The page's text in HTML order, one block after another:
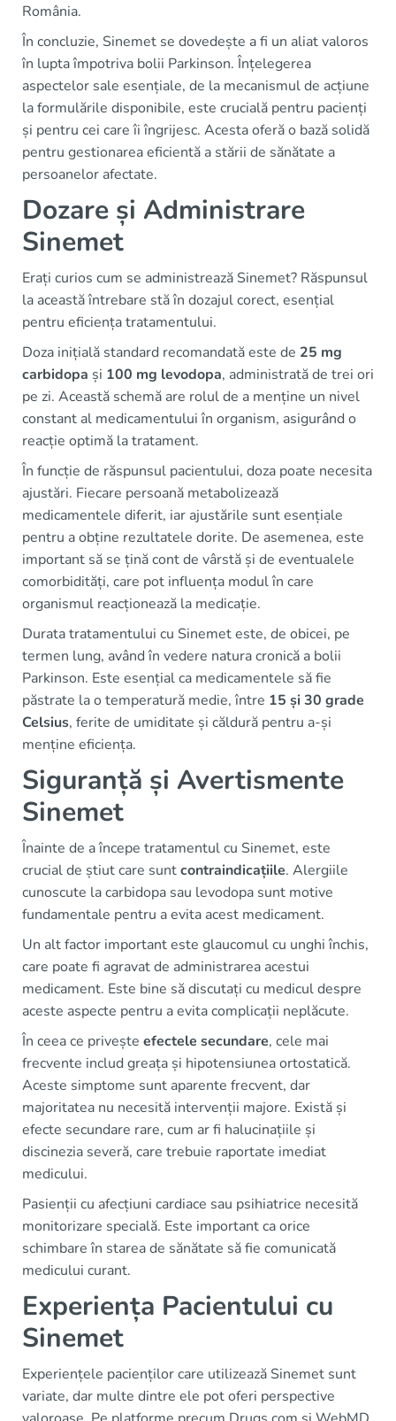
România.
În concluzie, Sinemet se dovedește a fi un aliat valoros
în lupta împotriva bolii Parkinson. Înțelegerea
aspectelor sale esențiale, de la mecanismul de acțiune
la formulările disponibile, este crucială pentru pacienți
și pentru cei care îi îngrijesc. Acesta oferă o bază solidă
pentru gestionarea eficientă a stării de sănătate a
persoanelor afectate.
Dozare și Administrare
Sinemet
Erați curios cum se administrează Sinemet? Răspunsul
la această întrebare stă în dozajul corect, esențial
pentru eficiența tratamentului.
Doza inițială standard recomandată este de 25 mg
carbidopa și 100 mg levodopa, administrată de trei ori
pe zi. Această schemă are rolul de a menține un nivel
constant al medicamentului în organism, asigurând o
reacție optimă la tratament.
În funcție de răspunsul pacientului, doza poate necesita
ajustări. Fiecare persoană metabolizează
medicamentele diferit, iar ajustările sunt esențiale
pentru a obține rezultatele dorite. De asemenea, este
important să se țină cont de vârstă și de eventualele
comorbidități, care pot influența modul în care
organismul reacționează la medicație.
Durata tratamentului cu Sinemet este, de obicei, pe
termen lung, având în vedere natura cronică a bolii
Parkinson. Este esențial ca medicamentele să fie
păstrate la o temperatură medie, între 15 și 30 grade
Celsius, ferite de umiditate și căldură pentru a-și
menține eficiența.
Siguranță și Avertismente
Sinemet
Înainte de a începe tratamentul cu Sinemet, este
crucial de știut care suntcontraindicațiile. Alergiile
cunoscute la carbidopa sau levodopa sunt motive
fundamentale pentru a evita acest medicament.
Un alt factor important este glaucomul cu unghi închis,
care poate fi agravat de administrarea acestui
medicament. Este bine să discutați cu medicul despre
aceste aspecte pentru a evita complicații neplăcute.
În ceea ce privește efectele secundare, cele mai
frecvente includ greața și hipotensiunea ortostatică.
Aceste simptome sunt aparente frecvent, dar
majoritatea nu necesită intervenții majore. Există și
efecte secundare rare, cum ar fi halucinațiile și
discinezia severă, care trebuie raportate imediat
medicului.
Pasienții cu afecțiuni cardiace sau psihiatrice necesită
monitorizare specială. Este important ca orice
schimbare în starea de sănătate să fie comunicată
medicului curant.
Experiența Pacientului cu
Sinemet
Experiențele pacienților care utilizează Sinemet sunt
variate, dar multe dintre ele pot oferi perspective